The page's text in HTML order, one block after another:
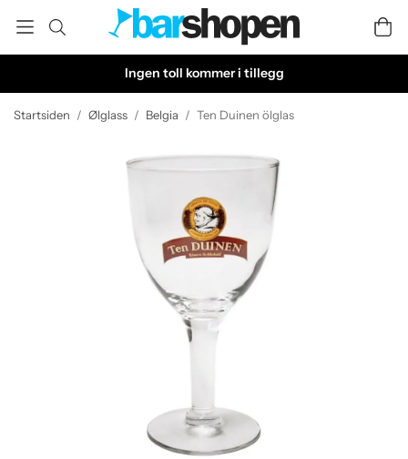
Ingen toll kommer i tillegg
Startsiden / Ølglass / Belgia / Ten Duinen ölglas